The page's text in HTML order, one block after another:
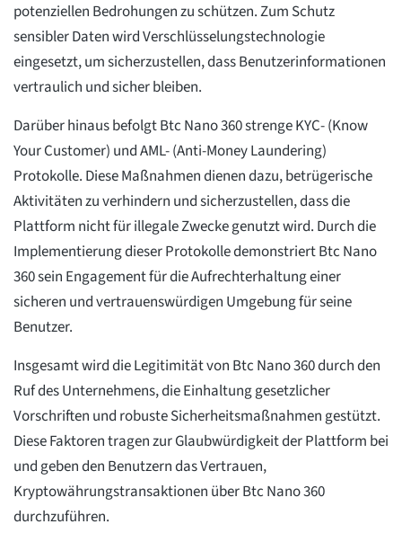
potenziellen Bedrohungen zu schützen. Zum Schutz
sensibler Daten wird Verschlüsselungstechnologie
eingesetzt, um sicherzustellen, dass Benutzerinformationen
vertraulich und sicher bleiben.
Darüber hinaus befolgt Btc Nano 360 strenge KYC- (Know
Your Customer) und AML- (Anti-Money Laundering)
Protokolle. Diese Maßnahmen dienen dazu, betrügerische
Aktivitäten zu verhindern und sicherzustellen, dass die
Plattform nicht für illegale Zwecke genutzt wird. Durch die
Implementierung dieser Protokolle demonstriert Btc Nano
360 sein Engagement für die Aufrechterhaltung einer
sicheren und vertrauenswürdigen Umgebung für seine
Benutzer.
Insgesamt wird die Legitimität von Btc Nano 360 durch den
Ruf des Unternehmens, die Einhaltung gesetzlicher
Vorschriften und robuste Sicherheitsmaßnahmen gestützt.
Diese Faktoren tragen zur Glaubwürdigkeit der Plattform bei
und geben den Benutzern das Vertrauen,
Kryptowährungstransaktionen über Btc Nano 360
durchzuführen.